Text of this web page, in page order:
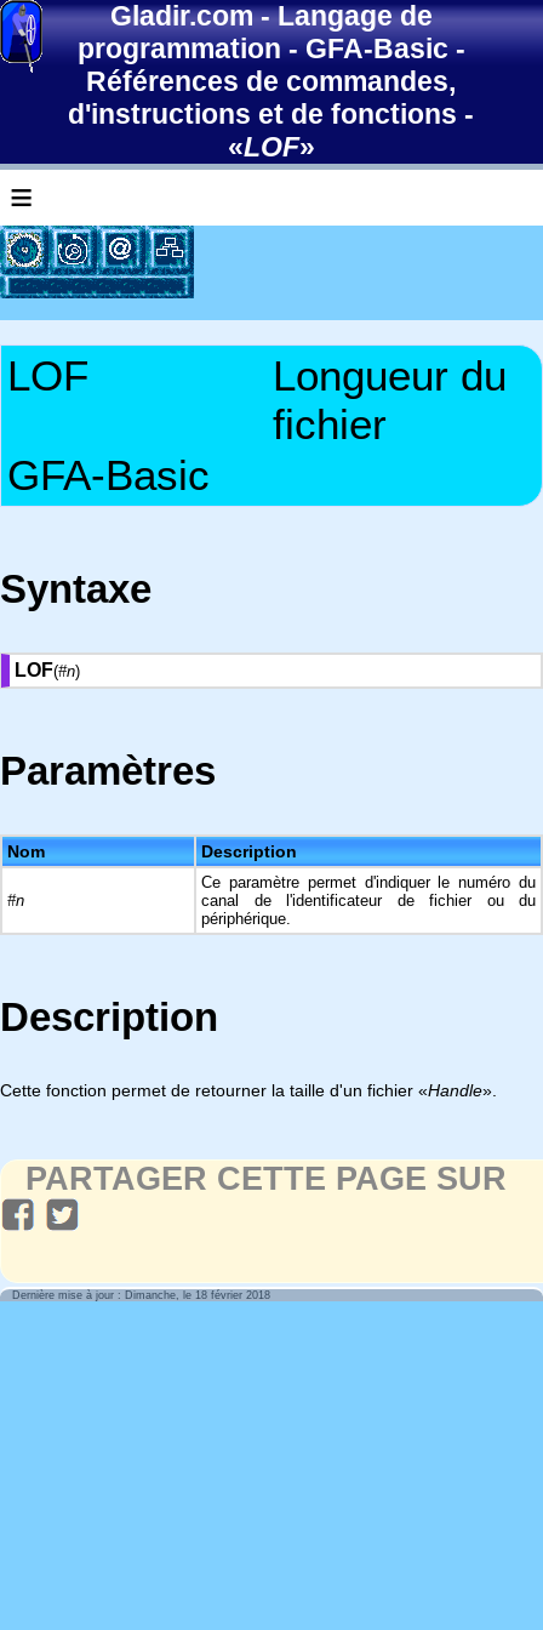
Gladir.com-Langage de
programmation-GFA-Basic-
Références de commandes,
d'instructions et de fonctions -
«LOF»
≡
LOF
Longueur du
fichier
GFA-Basic
Syntaxe
LOF(#n)
Paramètres
Nom Description
#n
Ce paramètre permet d'indiquer le numéro du
canal de l'identificateur de fichier ou du
périphérique.
Description
Cette fonction permet de retourner la taille d'un fichier «Handle».
PARTAGER CETTE PAGE SUR
Dernière mise à jour : Dimanche, le 18 février 2018